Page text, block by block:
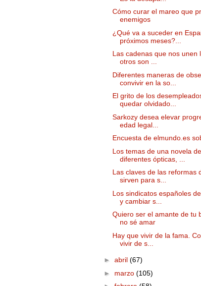
Cómo curar el mareo que
enemigos
¿Qué va a suceder en
próximos meses?...
Las cadenas que nos unen
otros son ...
Diferentes maneras de
convivir en la so...
El grito de los
quedar olvidado...
Sarkozy desea elevar
edad legal...
Encuesta de elmundo.es
Los temas de una novela
diferentes ópticas, ...
Las claves de las reformas
sirven para s...
Los sindicatos españoles
y cambiar s...
Quiero ser el amante de tu
no sé amar
Hay que vivir de la fama.
vivir de s...
► abril (67)
► marzo (105)